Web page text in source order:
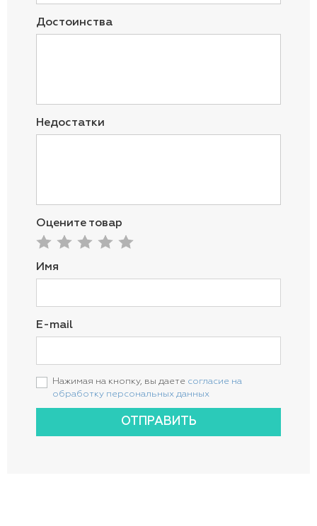
Достоинства
Недостатки
Оцените товар
Имя
E-mail
Нажимая на кнопку, вы даете согласие на
обработку персональных данных
ОТПРАВИТЬ